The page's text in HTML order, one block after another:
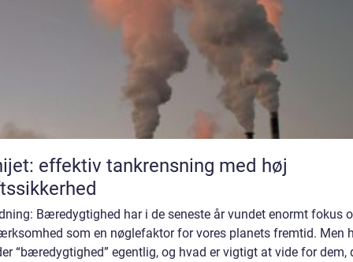
effektiv tankrensning med høj
Bæredygtighed har i de seneste år vundet enormt fokus
som en nøglefaktor for vores planets fremtid. Men
“bæredygtighed” egentlig, og hvad er vigtigt at vide for dem,